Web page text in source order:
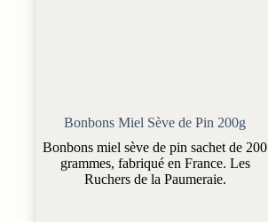
Bonbons Miel Sève de Pin 200g
Bonbons miel sève de pin sachet de 200
grammes, fabriqué en France. Les
Ruchers de la Paumeraie.